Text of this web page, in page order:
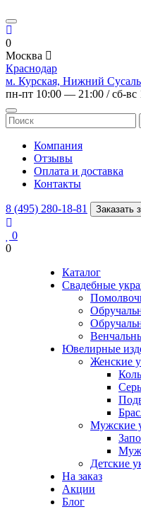
0
Москва
Краснодар
м. Курская, Нижний
пн-пт 10:00 — 21:00 / сб-
Компания
Отзывы
Оплата и доставка
Контакты
8 (495) 280-18-81 Заказать
0
0
Каталог
Свадебные
Ювелирные
Женские
Мужские
Детские
На заказ
Акции
Блог